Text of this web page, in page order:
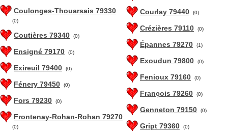
Coulonges-Thouarsais 79330
(0)
Coutières 79340 (0)
Ensigné 79170 (0)
Exireuil 79400 (0)
Fénery 79450 (0)
Fors 79230 (0)
Frontenay-Rohan-Rohan 79270
(0)
Courlay 79440 (0)
Crézières 79110 (0)
Épannes 79270 (1)
Exoudun 79800 (0)
Fenioux 79160 (0)
François 79260 (0)
Genneton 79150 (0)
Gript 79360 (0)